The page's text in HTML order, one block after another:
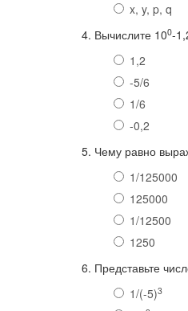
x, y, p, q
4. Вычислите 100-
1,2
-5/6
1/6
-0,2
5. Чему равно
1/125000
125000
1/12500
1250
6. Представьте
1/(-5)3